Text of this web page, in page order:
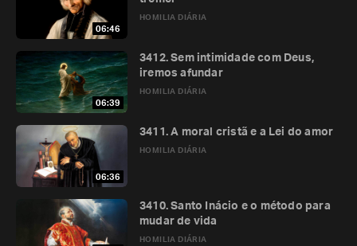
06:46
HOMILIA DIÁRIA
06:39
HOMILIA DIÁRIA
3412. Sem intimidade com Deus,
iremos afundar
06:36
HOMILIA DIÁRIA
3411. A moral cristã e a Lei do amor
HOMILIA DIÁRIA
3410. Santo Inácio e o método para
mudar de vida